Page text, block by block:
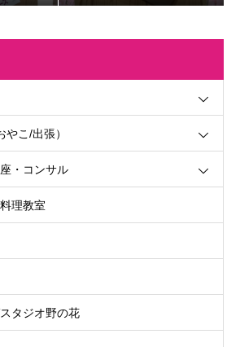
こ/出張）
・コンサル
理教室
タジオ野の花